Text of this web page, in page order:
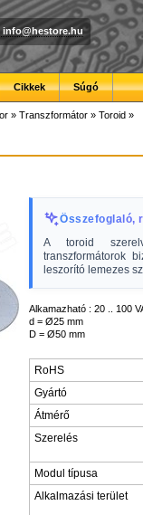
info@hestore.hu
Cikkek Súgó
» Transzformátor » Toroid »
Összefoglaló,
A toroid
transzformátorok
leszorító lemezes
Alkamazható : 20 .. 100
d = Ø25 mm
D = Ø50 mm
RoHS
Gyártó
Átmérő
Szerelés
Modul típusa
Alkalmazási terület